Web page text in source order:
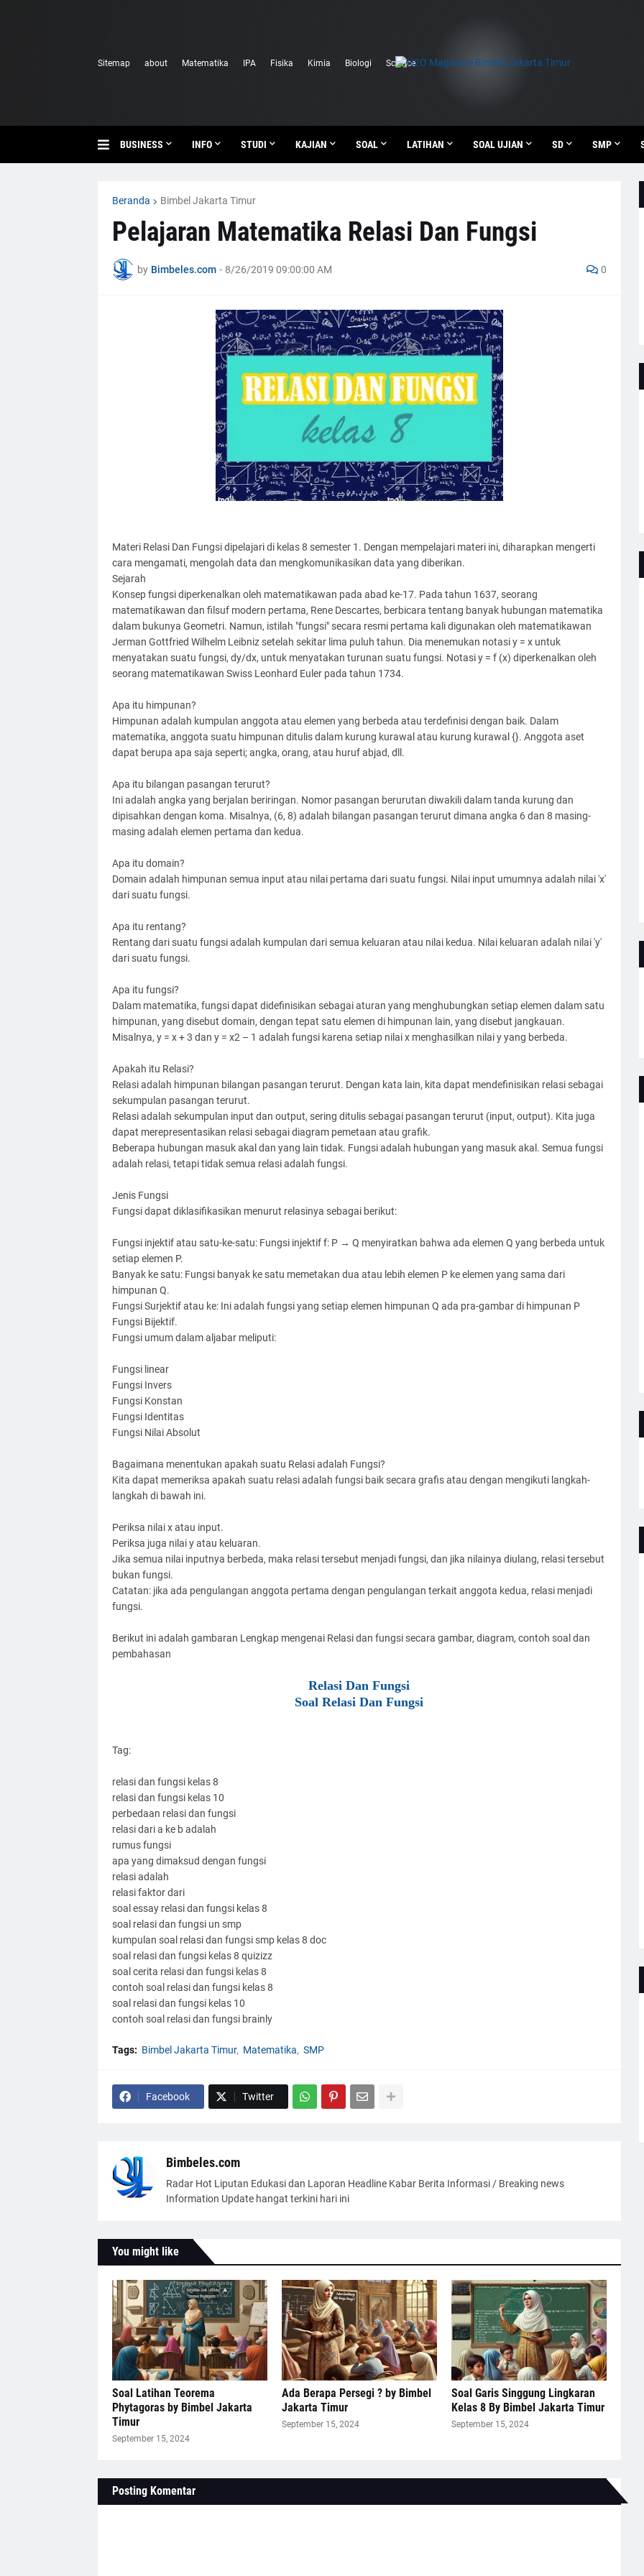
Sitemap about Matematika IPA Fisika Kimia Biologi Science
BUSINESS INFO STUDI KAJIAN SOAL LATIHAN SOAL UJIAN SD SMP
Beranda Bimbel Jakarta Timur
Pelajaran Matematika Relasi Dan Fungsi
by Bimbeles.com - 8/26/2019 09:00:00 AM 0
Materi Relasi Dan Fungsi dipelajari di kelas 8 semester 1. Dengan mempelajari materi ini, diharapkan mengerti
cara mengamati, mengolah data dan mengkomunikasikan data yang diberikan.
Sejarah
Konsep fungsi diperkenalkan oleh matematikawan pada abad ke-17. Pada tahun 1637, seorang
matematikawan dan filsuf modern pertama, Rene Descartes, berbicara tentang banyak hubungan matematika
dalam bukunya Geometri. Namun, istilah "fungsi" secara resmi pertama kali digunakan oleh matematikawan
Jerman Gottfried Wilhelm Leibniz setelah sekitar lima puluh tahun. Dia menemukan notasi y = x untuk
menyatakan suatu fungsi, dy/dx, untuk menyatakan turunan suatu fungsi. Notasi y = f (x) diperkenalkan oleh
seorang matematikawan Swiss Leonhard Euler pada tahun 1734.
Apa itu himpunan?
Himpunan adalah kumpulan anggota atau elemen yang berbeda atau terdefinisi dengan baik. Dalam
matematika, anggota suatu himpunan ditulis dalam kurung kurawal atau kurung kurawal {}. Anggota aset
dapat berupa apa saja seperti; angka, orang, atau huruf abjad, dll.
Apa itu bilangan pasangan terurut?
Ini adalah angka yang berjalan beriringan. Nomor pasangan berurutan diwakili dalam tanda kurung dan
dipisahkan dengan koma. Misalnya, (6, 8) adalah bilangan pasangan terurut dimana angka 6 dan 8 masing-
masing adalah elemen pertama dan kedua.
Apa itu domain?
Domain adalah himpunan semua input atau nilai pertama dari suatu fungsi. Nilai input umumnya adalah nilai 'x'
dari suatu fungsi.
Apa itu rentang?
Rentang dari suatu fungsi adalah kumpulan dari semua keluaran atau nilai kedua. Nilai keluaran adalah nilai 'y'
dari suatu fungsi.
Apa itu fungsi?
Dalam matematika, fungsi dapat didefinisikan sebagai aturan yang menghubungkan setiap elemen dalam satu
himpunan, yang disebut domain, dengan tepat satu elemen di himpunan lain, yang disebut jangkauan.
Misalnya, y = x + 3 dan y = x2 – 1 adalah fungsi karena setiap nilai x menghasilkan nilai y yang berbeda.
Apakah itu Relasi?
Relasi adalah himpunan bilangan pasangan terurut. Dengan kata lain, kita dapat mendefinisikan relasi sebagai
sekumpulan pasangan terurut.
Relasi adalah sekumpulan input dan output, sering ditulis sebagai pasangan terurut (input, output). Kita juga
dapat merepresentasikan relasi sebagai diagram pemetaan atau grafik.
Beberapa hubungan masuk akal dan yang lain tidak. Fungsi adalah hubungan yang masuk akal. Semua fungsi
adalah relasi, tetapi tidak semua relasi adalah fungsi.
Jenis Fungsi
Fungsi dapat diklasifikasikan menurut relasinya sebagai berikut:
Fungsi injektif atau satu-ke-satu: Fungsi injektif f: P → Q menyiratkan bahwa ada elemen Q yang berbeda untuk
setiap elemen P.
Banyak ke satu: Fungsi banyak ke satu memetakan dua atau lebih elemen P ke elemen yang sama dari
himpunan Q.
Fungsi Surjektif atau ke: Ini adalah fungsi yang setiap elemen himpunan Q ada pra-gambar di himpunan P
Fungsi Bijektif.
Fungsi umum dalam aljabar meliputi:
Fungsi linear
Fungsi Invers
Fungsi Konstan
Fungsi Identitas
Fungsi Nilai Absolut
Bagaimana menentukan apakah suatu Relasi adalah Fungsi?
Kita dapat memeriksa apakah suatu relasi adalah fungsi baik secara grafis atau dengan mengikuti langkah-
langkah di bawah ini.
Periksa nilai x atau input.
Periksa juga nilai y atau keluaran.
Jika semua nilai inputnya berbeda, maka relasi tersebut menjadi fungsi, dan jika nilainya diulang, relasi tersebut
bukan fungsi.
Catatan: jika ada pengulangan anggota pertama dengan pengulangan terkait anggota kedua, relasi menjadi
fungsi.
Berikut ini adalah gambaran Lengkap mengenai Relasi dan fungsi secara gambar, diagram, contoh soal dan
pembahasan
Relasi Dan Fungsi
Soal Relasi Dan Fungsi
Tag:
relasi dan fungsi kelas 8
relasi dan fungsi kelas 10
perbedaan relasi dan fungsi
relasi dari a ke b adalah
rumus fungsi
apa yang dimaksud dengan fungsi
relasi adalah
relasi faktor dari
soal essay relasi dan fungsi kelas 8
soal relasi dan fungsi un smp
kumpulan soal relasi dan fungsi smp kelas 8 doc
soal relasi dan fungsi kelas 8 quizizz
soal cerita relasi dan fungsi kelas 8
contoh soal relasi dan fungsi kelas 8
soal relasi dan fungsi kelas 10
contoh soal relasi dan fungsi brainly
Tags: Bimbel Jakarta Timur Matematika SMP
Facebook Twitter
Bimbeles.com
Radar Hot Liputan Edukasi dan Laporan Headline Kabar Berita Informasi / Breaking news
Information Update hangat terkini hari ini
You might like
Soal Latihan Teorema
Phytagoras by Bimbel Jakarta
Timur
September 15, 2024
Ada Berapa Persegi ? by Bimbel
Jakarta Timur
September 15, 2024
Soal Garis Singgung Lingkaran
Kelas 8 By Bimbel Jakarta Timur
September 15, 2024
Posting Komentar